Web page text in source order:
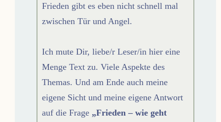
Frieden gibt es eben nicht schnell mal
zwischen Tür und Angel.
Ich mute Dir, liebe/r Leser/in hier eine
Menge Text zu. Viele Aspekte des
Themas. Und am Ende auch meine
eigene Sicht und meine eigene Antwort
auf die Frage „Frieden – wie geht